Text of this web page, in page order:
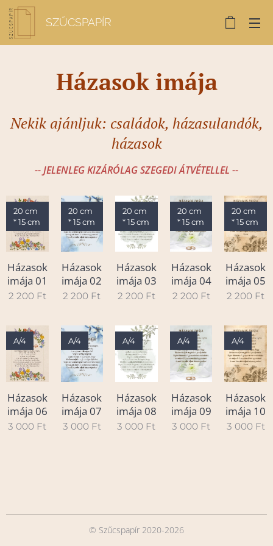
SZŰCSPAPÍR
Házasok imája
Nekik ajánljuk: családok, házasulandók,
házasok
-- JELENLEG KIZÁRÓLAG SZEGEDI ÁTVÉTELLEL --
Házasok
imája 01
20 cm
* 15 cm
2 200 Ft
Házasok
imája 02
20 cm
* 15 cm
2 200 Ft
Házasok
imája 03
20 cm
* 15 cm
2 200 Ft
Házasok
imája 04
20 cm
* 15 cm
2 200 Ft
Házasok
imája 05
20 cm
* 15 cm
2 200 Ft
Házasok
imája 06
A/4
3 000 Ft
Házasok
imája 07
A/4
3 000 Ft
Házasok
imája 08
A/4
3 000 Ft
Házasok
imája 09
A/4
3 000 Ft
Házasok
imája 10
A/4
3 000 Ft
© Szűcspapír 2020-2026